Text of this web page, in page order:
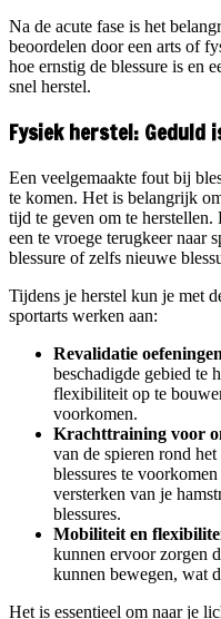
Na de acute fase is het
beoordelen door een arts of
hoe ernstig de blessure is en
snel herstel.
Fysiek herstel: Geduld
Een veelgemaakte fout bij
te komen. Het is belangrijk
tijd te geven om te
een te vroege terugkeer naar
blessure of zelfs nieuwe
Tijdens je herstel kun je met
sportarts werken aan:
Revalidatie
beschadigde gebied te
flexibiliteit op te
voorkomen.
Krachttraining voor
van de spieren rond
blessures te
versterken van je
blessures.
Mobiliteit en
kunnen ervoor zorgen
kunnen bewegen, wat
Het is essentieel om naar je